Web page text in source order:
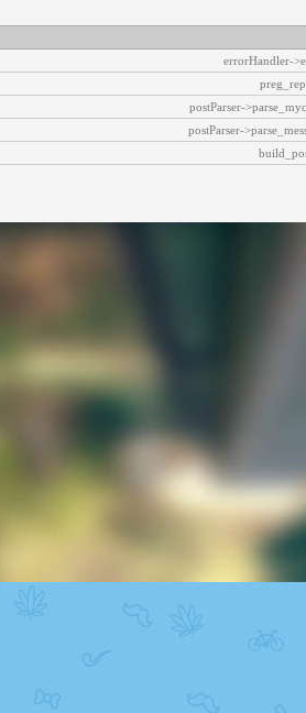
errorHandler-
postParser-
postParser-